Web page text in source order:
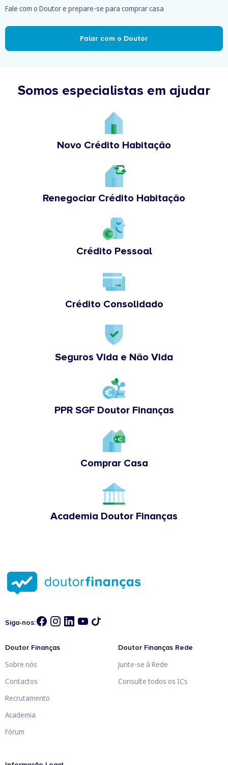
Fale com o Doutor e prepare-se para comprar casa
Falar com o Doutor
Somos especialistas em ajudar
Novo Crédito Habitação
Renegociar Crédito Habitação
Crédito Pessoal
Crédito Consolidado
Seguros Vida e Não Vida
PPR SGF Doutor Finanças
Comprar Casa
Academia Doutor Finanças
Siga-nos:
Doutor Finanças
Sobre nós
Contactos
Recrutamento
Academia
Fórum
Doutor Finanças Rede
Junte-se à Rede
Consulte todos os ICs